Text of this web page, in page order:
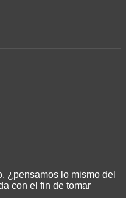
¿pensamos lo mismo del
con el fin de tomar